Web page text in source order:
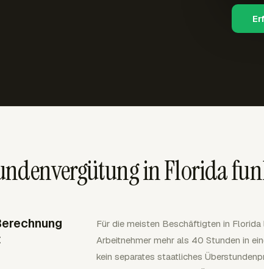
in Florida
Für die meisten Beschäftigten in
Arbeitnehmer mehr als 40 Stunden in
kein separates staatliches